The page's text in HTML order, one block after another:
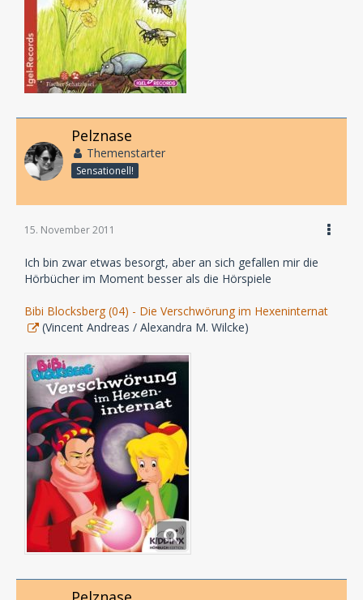
Pelznase
Themenstarter
Sensationell!
15. November 2011
Ich bin zwar etwas besorgt, aber an sich gefallen mir die
Hörbücher im Moment besser als die Hörspiele
Bibi Blocksberg (04) - Die Verschwörung im Hexeninternat
(Vincent Andreas / Alexandra M. Wilcke)